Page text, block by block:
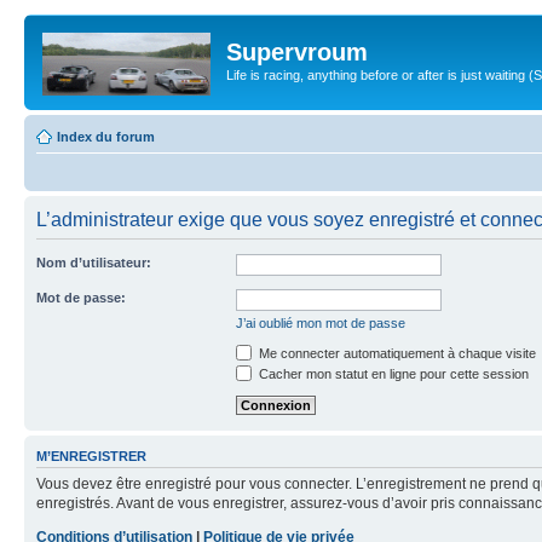
Supervroum
Life is racing, anything before or after is just waiting
Index du forum
L’administrateur exige que vous soyez enregistré et
Nom d’utilisateur:
Mot de passe:
J’ai oublié mon mot de passe
Me connecter automatiquement à chaque visite
Cacher mon statut en ligne pour cette session
M’ENREGISTRER
Vous devez être enregistré pour vous connecter. L’enregistrement ne
enregistrés. Avant de vous enregistrer, assurez-vous d’avoir pris
Conditions d’utilisation
Politique de vie privée